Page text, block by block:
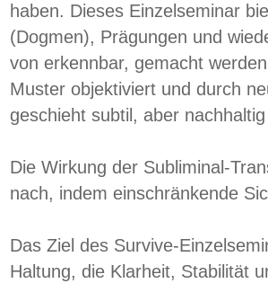
haben. Dieses Einzelseminar
(Dogmen), Prägungen und
von erkennbar, gemacht
Muster objektiviert und durch
geschieht subtil, aber
Die Wirkung der Subliminal-
nach, indem einschränkende
Das Ziel des Survive-
Haltung, die Klarheit, Stabilität